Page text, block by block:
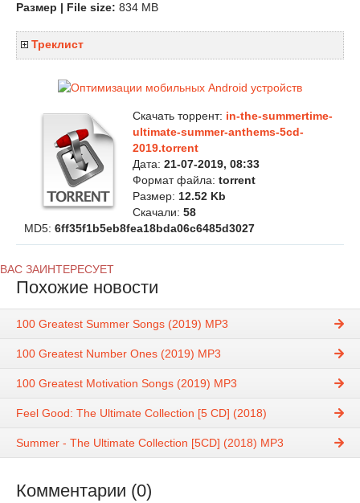
Размер | File size: 834 MB
Треклист
Скачать торрент: in-the-summertime-
ultimate-summer-anthems-5cd-
2019.torrent
Дата: 21-07-2019, 08:33
Формат файла: torrent
Размер: 12.52 Kb
Скачали: 58
MD5: 6ff35f1b5eb8fea18bda06c6485d3027
ВАС ЗАИНТЕРЕСУЕТ
Похожие новости
100 Greatest Summer Songs (2019) MP3
100 Greatest Number Ones (2019) MP3
100 Greatest Motivation Songs (2019) MP3
Feel Good: The Ultimate Collection [5 CD] (2018)
Summer - The Ultimate Collection [5CD] (2018) MP3
Комментарии (0)